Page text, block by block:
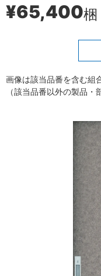
¥65,400梱
画像は該当品番を含む組
（該当品番以外の製品・